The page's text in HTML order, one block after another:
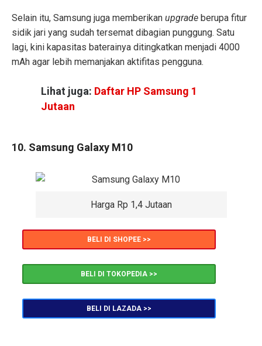
Selain itu, Samsung juga memberikan upgrade berupa fitur
sidik jari yang sudah tersemat dibagian punggung. Satu
lagi, kini kapasitas baterainya ditingkatkan menjadi 4000
mAh agar lebih memanjakan aktifitas pengguna.
Lihat juga: Daftar HP Samsung 1
Jutaan
10. Samsung Galaxy M10
Harga Rp 1,4 Jutaan
BELI DI SHOPEE >>
BELI DI TOKOPEDIA >>
BELI DI LAZADA >>